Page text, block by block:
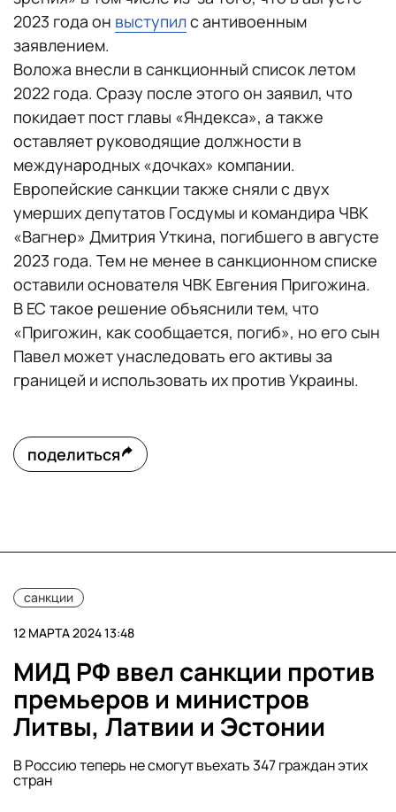
2023 года он выступилс антивоенным
заявлением.
Воложа внесли в санкционный список летом
2022 года. Сразу после этого он заявил, что
покидает пост главы «Яндекса», а также
оставляет руководящие должности в
международных «дочках» компании.
Европейские санкции также сняли с двух
умерших депутатов Госдумы и командира ЧВК
«Вагнер» Дмитрия Уткина, погибшего в августе
2023 года. Тем не менее в санкционном списке
оставили основателя ЧВК Евгения Пригожина.
В ЕС такое решение объяснили тем, что
«Пригожин, как сообщается, погиб», но его сын
Павел может унаследовать его активы за
границей и использовать их против Украины.
поделиться
санкции
12 МАРТА 2024 13:48
МИД РФ ввел санкции против
премьеров и министров
Литвы, Латвии и Эстонии
В Россию теперь не смогут въехать 347 граждан этих
стран